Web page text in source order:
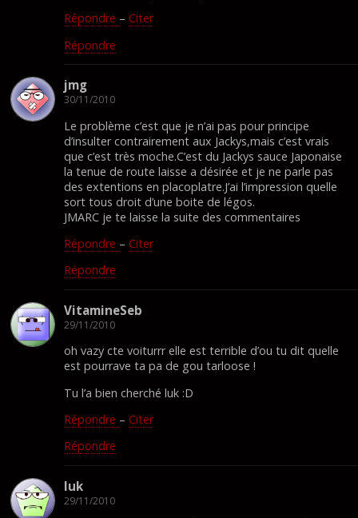
Répondre – Citer
Répondre
jmg
30/11/2010
Le problème c’est que je n’ai pas pour principe
d’insulter contrairement aux Jackys,mais c’est vrais
que c’est très moche.C’est du Jackys sauce Japonaise
la tenue de route laisse a désirée et je ne parle pas
des extentions en placoplatre.J’ai l’impression quelle
sort tous droit d’une boite de légos.
JMARC je te laisse la suite des commentaires
Répondre – Citer
Répondre
VitamineSeb
29/11/2010
oh vazy cte voiturrr elle est terrible d’ou tu dit quelle
est pourrave ta pa de gou tarloose !
Tu l’a bien cherché luk :D
Répondre – Citer
Répondre
luk
29/11/2010